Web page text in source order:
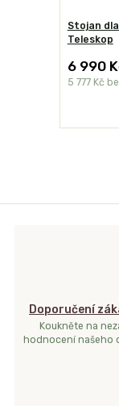
Stojan
Teleskop
6 990
5 777 Kč
Doporučení
Koukněte na
hodnocení našeho